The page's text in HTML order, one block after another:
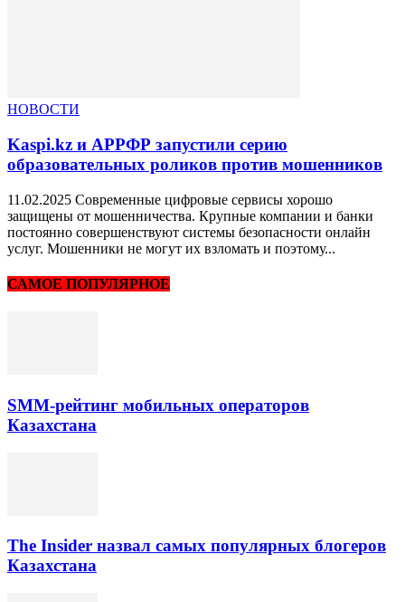
НОВОСТИ
Kaspi.kz и АРРФР запустили серию
образовательных роликов против мошенников
11.02.2025 Современные цифровые сервисы хорошо
защищены от мошенничества. Крупные компании и банки
постоянно совершенствуют системы безопасности онлайн
услуг. Мошенники не могут их взломать и поэтому...
САМОЕ ПОПУЛЯРНОЕ
SMM-рейтинг мобильных операторов
Казахстана
The Insider назвал самых популярных блогеров
Казахстана